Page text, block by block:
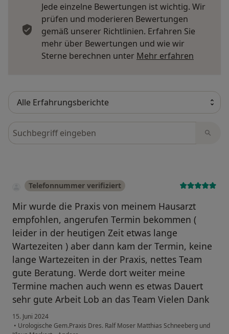
Jede einzelne Bewertungen ist wichtig. Wir
prüfen und moderieren Bewertungen
gemäß unserer Richtlinien. Erfahren Sie
mehr über Bewertungen und wie wir
Sterne berechnen unter Mehr erfahren
Bewertungen durchsuchen
Telefonnummer verifiziert
Mir wurde die Praxis von meinem Hausarzt
empfohlen, angerufen Termin bekommen (
leider in der heutigen Zeit etwas lange
Wartezeiten ) aber dann kam der Termin, keine
lange Wartezeiten in der Praxis, nettes Team
gute Beratung. Werde dort weiter meine
Termine machen auch wenn es etwas Dauert
sehr gute Arbeit Lob an das Team Vielen Dank
15. Juni 2024
• Urologische Gem.Praxis Dres. Ralf Moser Matthias Schneeberg und